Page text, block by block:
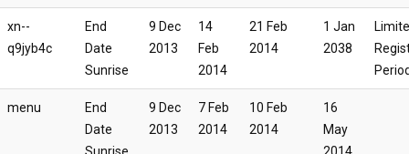
xn--
q9jyb4c
End
Date
Sunrise
9 Dec
2013
14
Feb
2014
21 Feb
2014
1 Jan
2038
menu
End
Date
9 Dec
2013
7 Feb
2014
10 Feb
2014
16
May